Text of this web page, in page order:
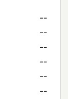
--
--
--
--
--
--